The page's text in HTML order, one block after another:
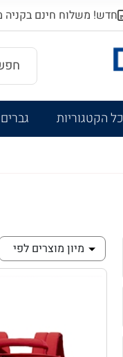
חדש! משלוח חינם בקניה מעל
כל הקטגוריות גברים
מיון מוצרים לפי